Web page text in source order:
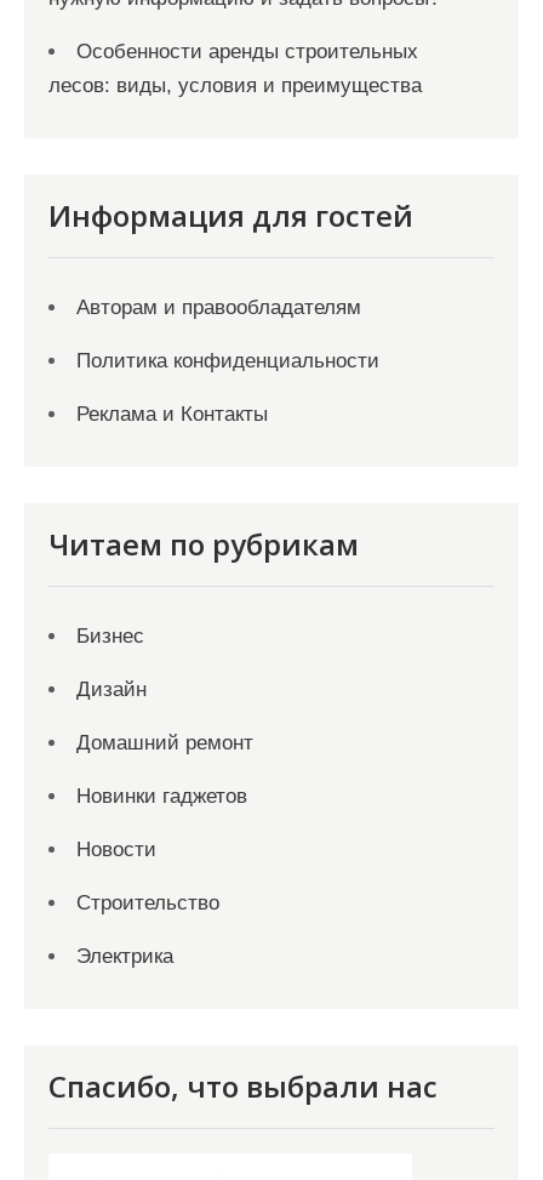
Особенности аренды строительных
лесов: виды, условия и преимущества
Информация для гостей
Авторам и правообладателям
Политика конфиденциальности
Реклама и Контакты
Читаем по рубрикам
Бизнес
Дизайн
Домашний ремонт
Новинки гаджетов
Новости
Строительство
Электрика
Спасибо, что выбрали нас